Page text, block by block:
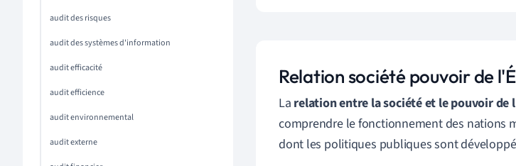
audit des risques
audit des systèmes d'information
audit efficacité
audit efficience
audit environnemental
audit externe
Relation société pouvoir de
La relation entre la société et le pouvoir de
comprendre le fonctionnement des nations
dont les politiques publiques sont